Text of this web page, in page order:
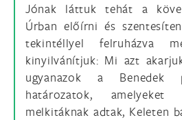
Jónak láttuk tehát a
Úrban előírni és
tekintéllyel felruházva
kinyilvánítjuk: Mi azt
ugyanazok a
határozatok,
melkitáknak adtak, Keleten